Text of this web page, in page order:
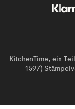
KitchenTime, ein
1597)